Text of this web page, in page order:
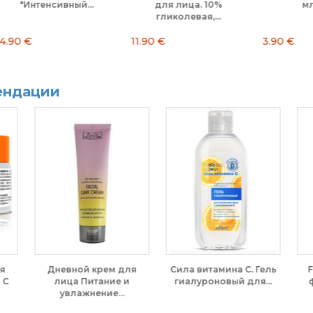
мл 3 шт
маска....
Family Doctor Фито-
формула Шампунь-
бальзам для...
Маска пенная для лица
Black Bubble. Beauty